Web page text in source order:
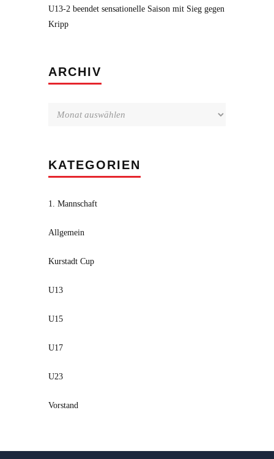
U13-2 beendet sensationelle Saison mit Sieg gegen
Kripp
ARCHIV
KATEGORIEN
1. Mannschaft
Allgemein
Kurstadt Cup
U13
U15
U17
U23
Vorstand